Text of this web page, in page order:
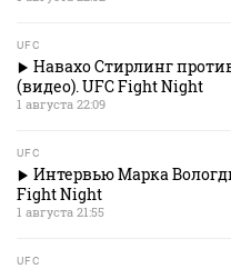
UFC
Навахо Стирлинг
(видео). UFC Fight Night
1 августа 22:09
UFC
Интервью Марка
Fight Night
1 августа 21:55
UFC